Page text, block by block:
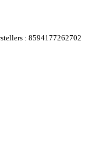
: 8594177262702